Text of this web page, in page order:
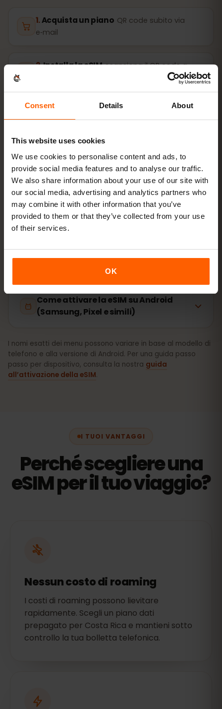
Consent Details About
This website uses cookies
We use cookies to personalise content and ads, to
provide social media features and to analyse our traffic.
We also share information about your use of our site with
our social media, advertising and analytics partners who
may combine it with other information that you’ve
provided to them or that they’ve collected from your use
of their services.
OK
Acquista un piano QR code subito via
e‑mail
Installa la eSIM scansiona il QR code a
Vai online
attiva il roaming dati in Costa
Rica
La configurazione richiede solo 2 minuti: iPhone
Impostazioni → Cellulare → Aggiungi eSIM
, Android
Rete e Internet → SIM
. La validità del piano parte al
primo utilizzo, non all’acquisto.
Il tuo dispositivo supporta l’eSIM? Verifica la
compatibilità
Come attivare la eSIM su iPhone (iOS)
Come attivare la eSIM su Android
(Samsung, Pixel e simili)
I nomi esatti dei menu possono variare in base al modello di
telefono e alla versione di Android. Per una guida passo
passo per dispositivo, consulta la nostra guida
all’attivazione della eSIM.
I TUOI VANTAGGI
Perché scegliere una
eSIM per il tuo viaggio?
Nessun costo di roaming
I costi di roaming possono lievitare
rapidamente. Scegli un piano dati
prepagato per Costa Rica e mantieni sotto
controllo la tua bolletta telefonica.